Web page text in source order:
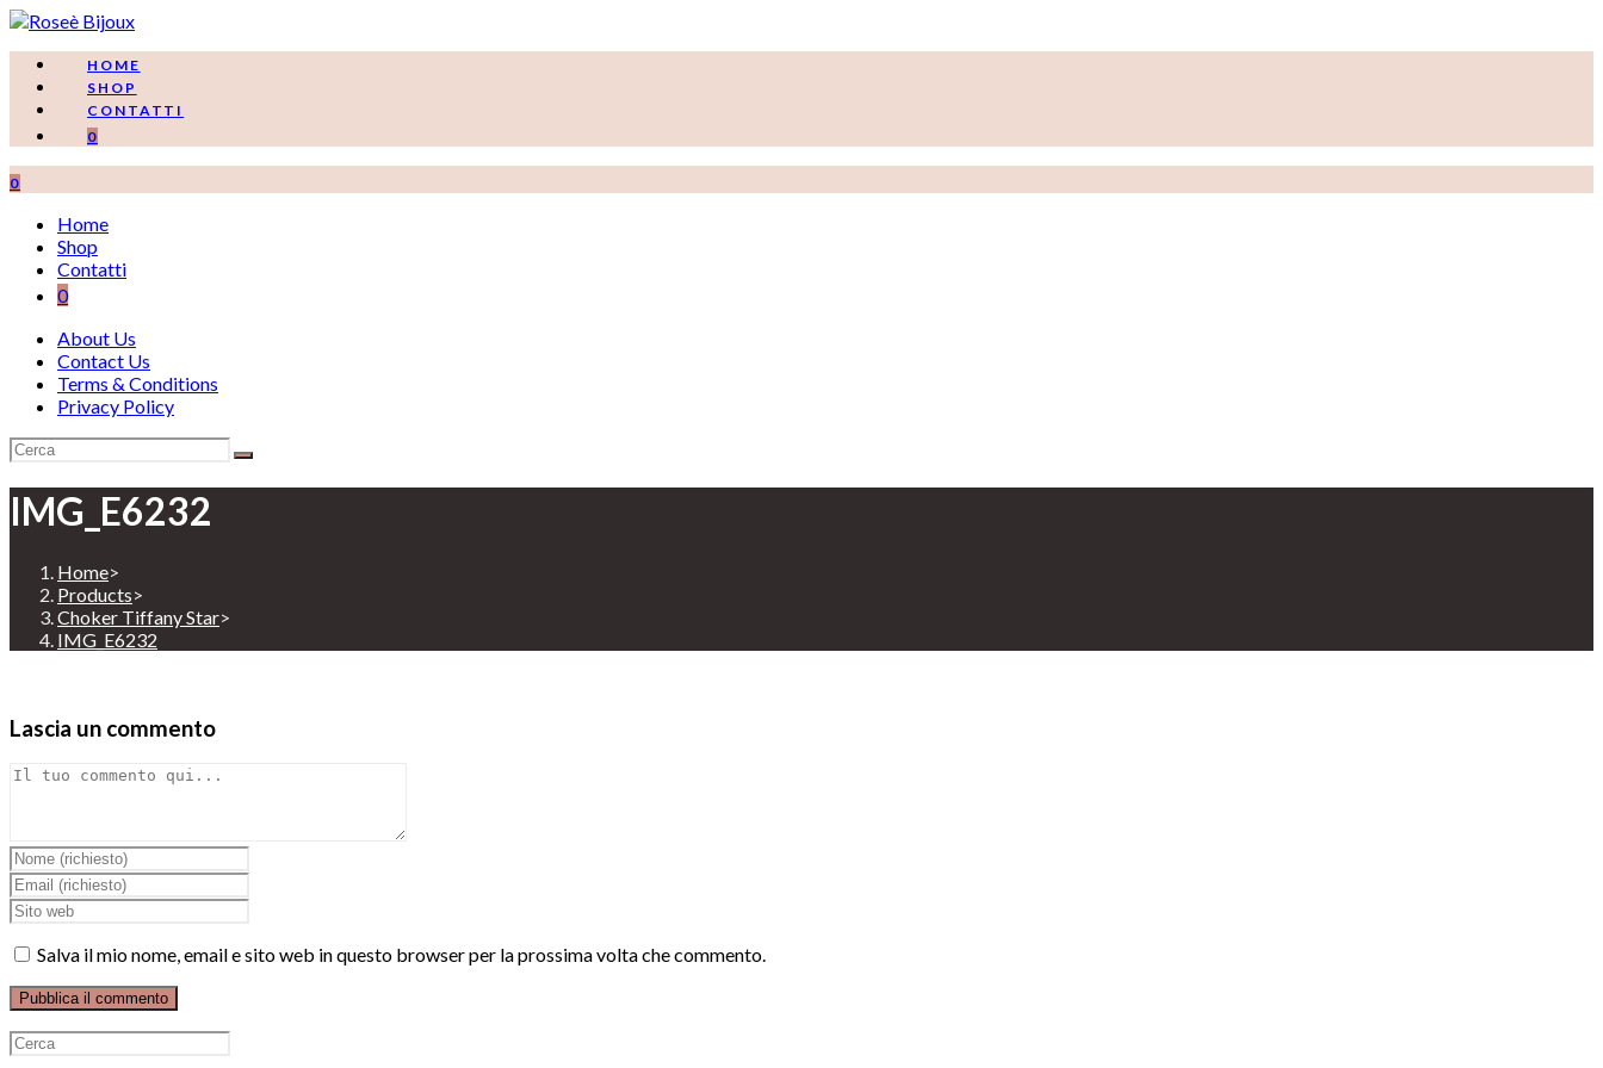
Salta
contenutoHOME
SHOP
CONTATTI
0
0
Home
Shop
Contatti
0
About Us
Contact Us
Terms & Conditions
Privacy Policy
IMG_E6232
Home>
Products>
Choker Tiffany Star>
IMG_E6232
Lascia un commento
Comment
Inserisci
il
tuo
nome
o
nome
utente
per
commentare
Inserisci
il
tuo
indirizzo
per
commentare
Enter
your
website
(optional)
Salva il mio nome, email e sito web in questo browser per la prossima volta che commento.
Ricerca
per: